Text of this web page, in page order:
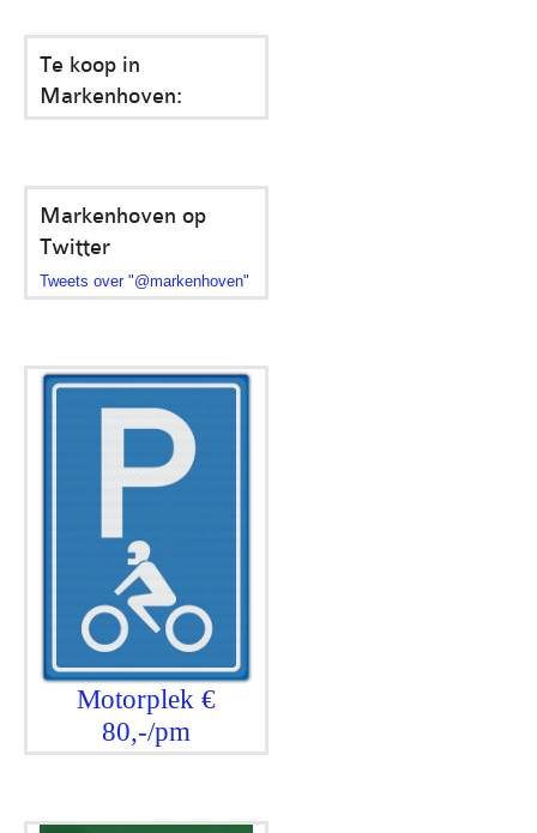
Te koop in
Markenhoven:
Markenhoven op
Twitter
Tweets over "@markenhoven"
Motorplek €
80,-/pm